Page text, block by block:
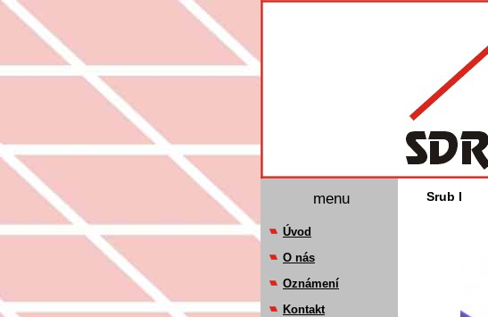
menu
Úvod
O nás
Oznámení
Kontakt
Srub I